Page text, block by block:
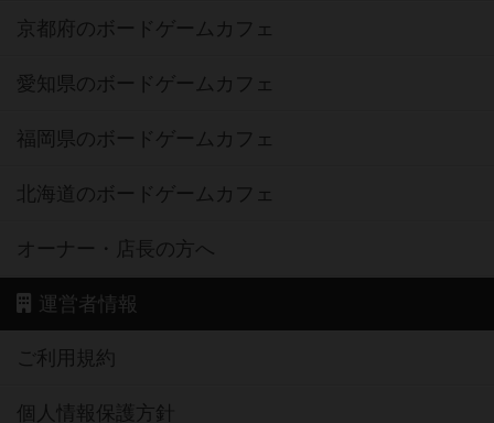
京都府のボードゲームカフェ
愛知県のボードゲームカフェ
福岡県のボードゲームカフェ
北海道のボードゲームカフェ
オーナー・店長の方へ
運営者情報
ご利用規約
個人情報保護方針